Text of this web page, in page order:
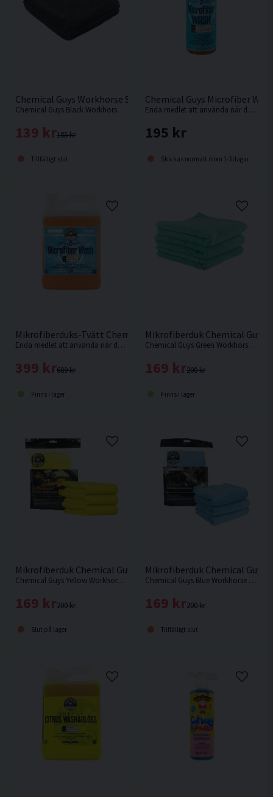
Chemical Guys Workhorse Svart 3-pack Mikrofiberduk
Chemical Guys Black Workhorse är det perfekta verktyget vid rengöring och skydd av alla fordons yttre delar.
185 kr
139 kr
Tillfälligt slut
Chemical Guys Microfiber
Enda medlet att använda när du ska tvätta dina mikrofiberdukar för att behålla dem mjuka och få dem så rena som möjligt.
195 kr
Skickas normalt inom 1-3 dagar
Mikrofiberduks-Tvätt Chemical Guys Microfiber Wash 3,7L
Enda medlet att använda när du ska tvätta dina mikrofiberdukar för att behålla dem mjuka och få dem så rena som möjligt.
689 kr
399 kr
Finns i lager
Mikrofiberduk Chemical Guys
Chemical Guys Green Workhorse är det perfekta verktyget vid rengöring och skydd av alla fordons yttre och inre delar.
200 kr
169 kr
Finns i lager
Mikrofiberduk Chemical Guys Workhorse Gul 3-pack
Chemical Guys Yellow Workhorse är det perfekta verktyget vid rengöring och skydd av alla fordons yttre och inre delar.
200 kr
169 kr
Slut på lager
Mikrofiberduk Chemical Guys
Chemical Guys Blue Workhorse är det perfekta verktyget vid rengöring och skydd av alla fordons yttre och inre delar.
200 kr
169 kr
Tillfälligt slut